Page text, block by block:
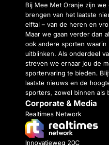
Bij Mee Met Oranje zijn
brengen van het laatste
elftal – van de heren en
Maar we gaan verder dan
ook andere sporten waarin
uitblinken. Als onderdeel
streven we ernaar jou de
sportervaring te bieden.
laatste nieuws en de
sporters, zowel binnen als
Corporate & Media
Realtimes Network
Innovatieweg 20C